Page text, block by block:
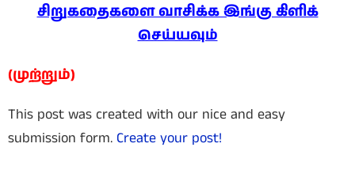
சிறுகதைகளை வாசிக்க இங்கு கிளிக்
செய்யவும்
(முற்றும்)
This post was created with our nice and easy
submission form. Create your post!